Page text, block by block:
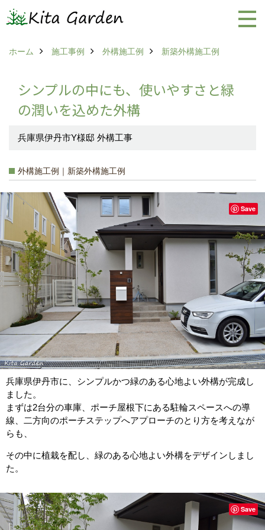
ホーム 施工事例 外構施工例 新築外構施工例
シンプルの中にも、使いやすさと緑
の潤いを込めた外構
兵庫県伊丹市Y様邸 外構工事
外構施工例｜新築外構施工例
兵庫県伊丹市に、シンプルかつ緑のある心地よい外構が完成し
ました。
まずは2台分の車庫、ポーチ屋根下にある駐輪スペースへの導
線、二方向のポーチステップへアプローチのとり方を考えなが
らも、
その中に植栽を配し、緑のある心地よい外構をデザインしまし
た。
Save
Save